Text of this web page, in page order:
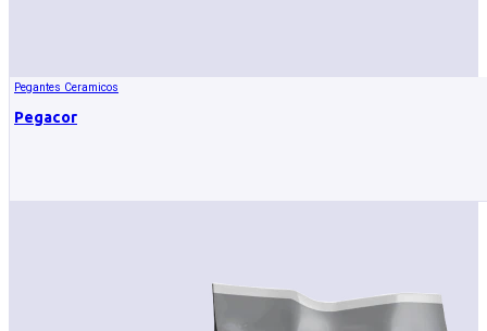
Pegantes Ceramicos
Pegacor